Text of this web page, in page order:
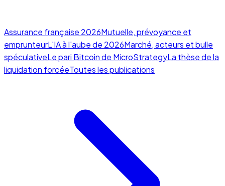
Assurance française 2026Mutuelle, prévoyance et
emprunteurL'IA à l'aube de 2026Marché, acteurs et bulle
spéculativeLe pari Bitcoin de MicroStrategyLa thèse de la
liquidation forcéeToutes les publications